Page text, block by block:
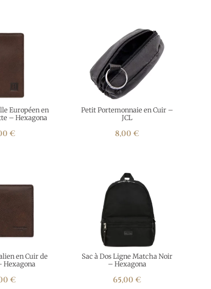
Européen en
– Hexagona
€
Petit Portemonnaie en Cuir –
JCL
8,00 €
en Cuir de
Hexagona
€
Sac à Dos Ligne Matcha Noir
– Hexagona
65,00 €